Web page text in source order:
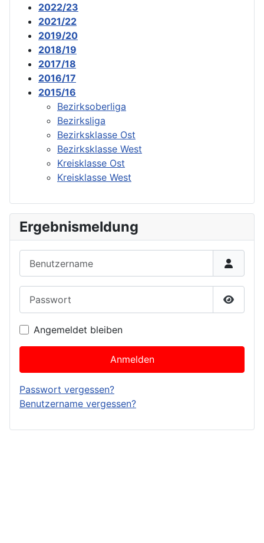
2022/23
2021/22
2019/20
2018/19
2017/18
2016/17
2015/16
Bezirksoberliga
Bezirksliga
Bezirksklasse Ost
Bezirksklasse West
Kreisklasse Ost
Kreisklasse West
Ergebnismeldung
Angemeldet bleiben
Anmelden
Passwort vergessen?
Benutzername vergessen?